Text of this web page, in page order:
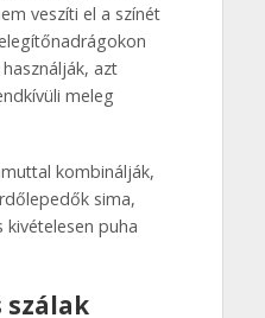
veszíti el a színét
azt
meleg
kombinálják,
sima,
kivételesen puha